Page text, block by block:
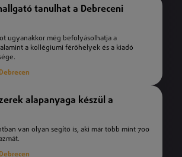
tanulhat a Debreceni
ugyanakkor még befolyásolhatja a
a kollégiumi férőhelyek és a kiadó
Debrecen
alapanyaga készül a
van olyan segítő is, aki már több mint 700
Debrecen